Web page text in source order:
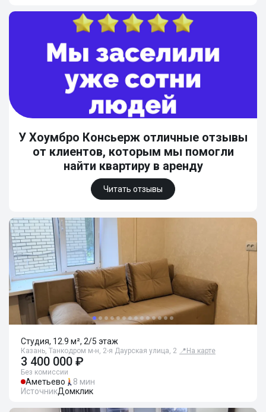
У Хоумбро Консьерж отличные отзывы
от клиентов, которым мы помогли
найти квартиру в аренду
Читать отзывы
Студия, 12.9 м², 2/5 этаж
Казань, Танкодром м-н, 2-я Даурская улица, 2 📍 На карте
3 400 000 ₽
Без комиссии
Аметьево
8 мин
ИсточникДомклик